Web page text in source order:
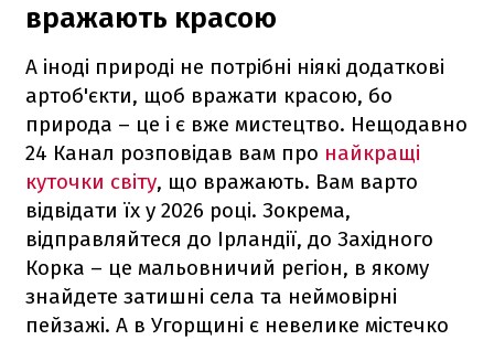
вражають красою
А іноді природі не потрібні ніякі додаткові
артоб'єкти, щоб вражати красою, бо
природа – це і є вже мистецтво. Нещодавно
24 Канал розповідав вам про найкращі
куточки світу, що вражають. Вам варто
відвідати їх у 2026 році. Зокрема,
відправляйтеся до Ірландії, до Західного
Корка – це мальовничий регіон, в якому
знайдете затишні села та неймовірні
пейзажі. А в Угорщині є невелике містечко